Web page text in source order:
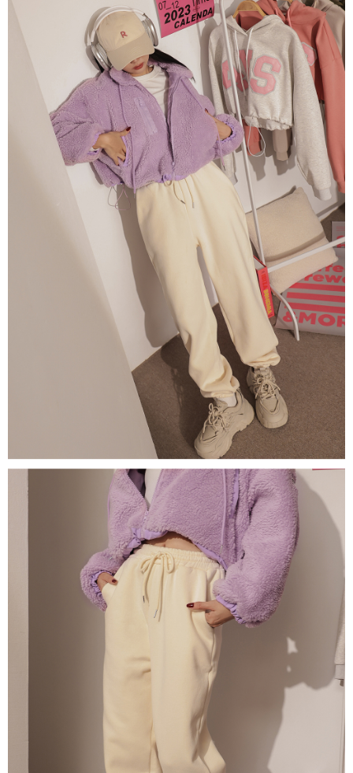
Pembayaran ansuran melalui OP Pay Later akan dibilkan secara
berasingan dan tidak termasuk dalam bil telekom anda. SMS peringatan
pembayaran akan dihantar selepas kitaran bil bulanan.
Selepas mengakses bil melalui pautan dalam SMS, anda boleh
menyelesaikan pembayaran anda melalui salah satu saluran berikut: kod
bar kedai serbaneka, kedai runcit Taiwan Mobile, pemindahan bank,
JKOPay, atau iPASS MONEY.
[Nota Penting]
Perkhidmatan ini disediakan oleh Taiwan Mobile Co., Ltd. (“Syarikat”),
yang membolehkan pelanggan membeli barangan atau perkhidmatan
melalui perkhidmatan ini pada masa transaksi. Hasil daripada pembelian
atau pembayaran ansuran akan dipindahkan oleh peniaga kepada
Syarikat, dan pelanggan hendaklah membuat pembayaran mengikut
perjanjian menggunakan sistem bil Syarikat.
Untuk memenuhi hubungan kontrak yang terjalin melalui persetujuan
penggunaan OP Pay Later, peniaga akan memberikan maklumat peribadi
anda (termasuk nama, nombor telefon, atau alamat) kepada Syarikat bagi
tujuan pengumpulan, pemprosesan dan penggunaan data yang
diperlukan untuk pengebilan ansuran, termasuk pengesahan,
pengesahan semula dan pembetulan.
Untuk terma perkhidmatan penuh, sila rujuk pautan berikut:
" target="_blank" class="link revert-
style">https://oppay.tw/userRule
【Panduan Penggunaan Pembayaran Ansuran Gogo】
1. Perkhidmatan ini disediakan oleh Taiwan Mobile, pengguna telefon
mudah alih boleh segera menggunakan tanpa perlu memohon lagi.
(Hanya untuk nombor langganan peribadi, tidak terbuka untuk syarikat
2. Pilihan kaedah pembayaran "Pembayaran Ansuran Gogo", selepas
pesanan ditubuhkan, akan secara automatik dialihkan ke proses
transaksi Gogo, selepas pengesahan nombor telefon, pilih bilangan
ansuran yang diingini, tarikh akhir pembayaran, dan setelah
mengesahkan pembayaran, transaksi akan selesai.
3. Jumlah kelulusan sebenar, bilangan ansuran dan jumlah bayaran
adalah berdasarkan halaman pengesahan transaksi seterusnya.
4. Dalam masa 30 minit selepas pesanan ditubuhkan, jika tidak pergi
untuk mengesahkan transaksi atau jika tidak lulus semakan, pesanan
akan dibatalkan secara automatik. Jika terdapat situasi "pindah untuk
semakan khusus" yang tidak lulus, ini menunjukkan bahawa sistem
penilaian tidak mencukupi, tiada penjelasan mengenai kandungan
1. Pembayaran ansuran tidak digabungkan dalam bil telekomunikasi,
"Pembayaran Ansuran Gogo" akan menghantar SMS peringatan
pembayaran selepas tarikh penyelesaian bulanan.
2. Melalui pautan SMS untuk membuka bil, anda boleh memilih untuk
membayar melalui "Kod bar kedai serbaneka / Kedai rasmi Taiwan
ditambah dengan bilangan hari yang boleh dilanjutkan oleh AFTEE. Anda
boleh melanjutkan tempoh pembayaran anda sebelum anda menerima
pesanan. Walau bagaimanapun, tiada jaminan bahawa anda boleh
menerima pesanan anda semasa tempoh pembayaran (cth.: produk
prapesanan atau produk yang mungkin mengambil masa yang lebih
lama untuk dihantar). Oleh itu, anda dikehendaki membuat pembayaran
kepada AFTEE dalam tempoh sama ada anda menerima pesanan.
Kedua, Sekatan Pembayaran
1. Jumlah yang diperakui untuk pengguna kali pertama boleh sehingga
NT$10,000. Amaun diperakui sebenar yang diluluskan akan berdasarkan
keputusan pensijilan dan semakan oleh AFTEE.
2. Amaun perbelanjaan minimum mestilah lebih besar daripada NT$20.
3. Pada masa ini hanya tersedia untuk ahli Taiwan.
Ketiga, Syarat Perkhidmatan
Perkhidmatan AFTEE Beli Sekarang Bayar Kemudian disediakan oleh NP
Taiwan, Inc. dan AFTEE akan membuat bil kepada pengguna. AFTEE
akan menggunakan data peribadi yang dikumpul (termasuk nama
pembeli, no. telefon, nama penerima, no. telefon, alamat penerima) untuk
penggunaan perkhidmatan. Sila rujuk kepada "Penyata Pengumpulan
Data Peribadi, Pemprosesan, Penggunaan"
(https://aftee.tw/privacypolicy/
) untuk maklumat lanjut.
Jumlah yang diperakui untuk pengguna kali pertama yang lulus
kelulusan boleh sehingga NT$10,000. Jika pengguna tidak membuat
pembayaran dalam tempoh tersebut, yuran pembayaran lewat sebanyak
20% setahun akan dikenakan. Pengguna bawah umur dikehendaki
mendapatkan kebenaran daripada ibu bapa atau penjaga yang sah
cs_tw@netprotections.co.jp
jika anda
mempunyai sebarang kebimbangan mengenai pemprosesan dan
penggunaan pada data peribadi. Jika anda tidak bersetuju dengan data
peribadi yang disenaraikan seperti di atas akan dikumpul dan digunakan
oleh AFTEE, sila jangan gunakan perkhidmatan ini.
NT$10,000/pesanan
NT$60/pesanan | Penghantaran percuma untuk pesanan
NT$1,800 atau lebih
付款後7-11取貨
NT$60/pesanan | Penghantaran percuma untuk pesanan
NT$1,600 atau lebih
NT$100/pesanan | Penghantaran percuma untuk pesanan
Kadar Penghantaran